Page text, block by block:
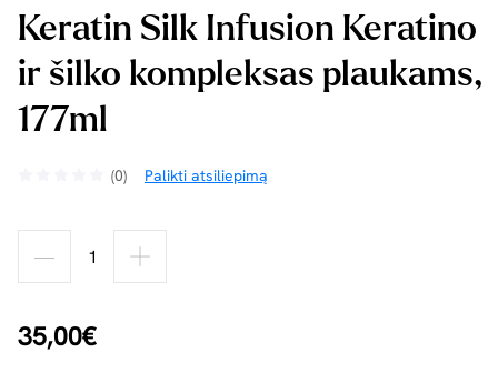
Keratin Silk Infusion Keratino
ir šilko kompleksas plaukams,
177ml
(0) Palikti atsiliepimą
35,00€